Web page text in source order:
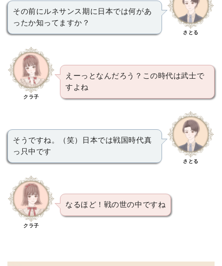
その前にルネサンス期に日本では何があ
ったか知ってますか？
さとる
クラ子
えーっとなんだろう？この時代は武士で
すよね
そうですね。（笑）日本では戦国時代真
っ只中です
さとる
クラ子
なるほど！戦の世の中ですね